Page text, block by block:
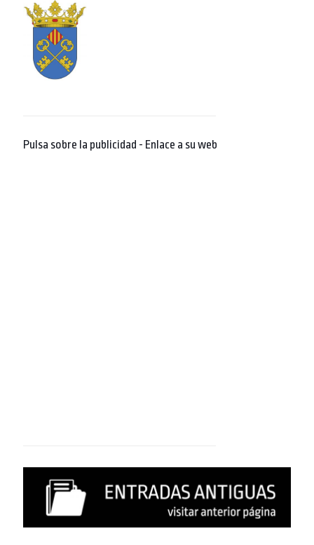
Pulsa sobre la publicidad - Enlace a su web